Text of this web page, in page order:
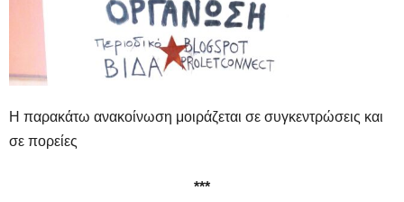
Η παρακάτω ανακοίνωση μοιράζεται σε συγκεντρώσεις και
σε πορείες
***